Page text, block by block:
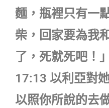
麵，瓶裡只有一
柴，回家要為我
了，死就死吧！」
17:13 以利亞對
以照你所說的去